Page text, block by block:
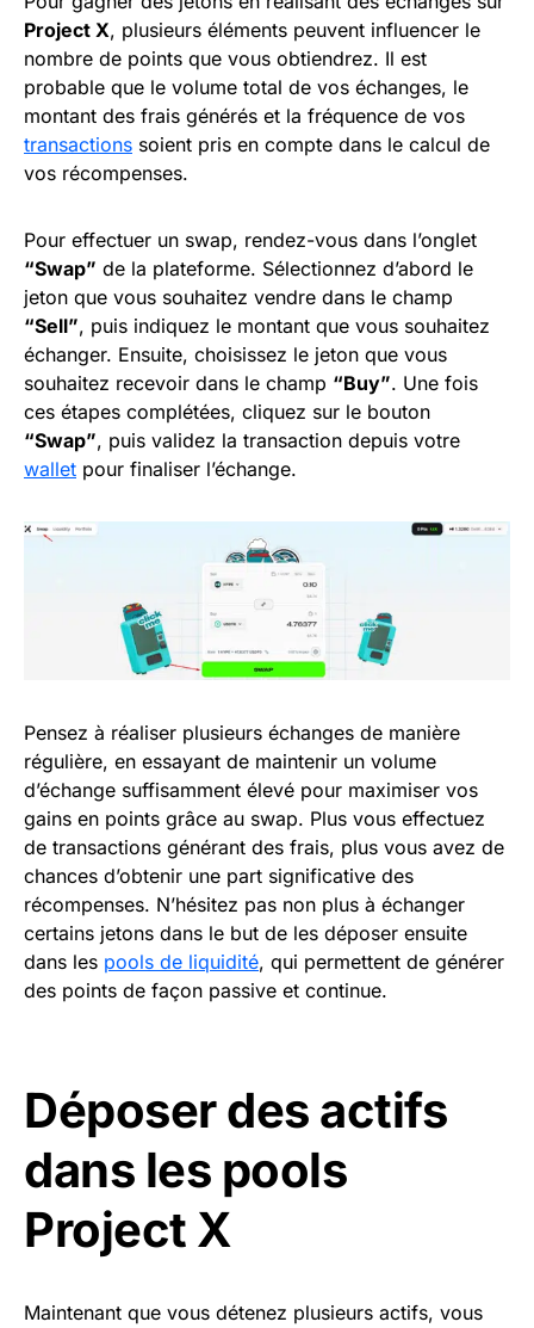
Project X, plusieurs éléments peuvent influencer le
nombre de points que vous obtiendrez. Il est
probable que le volume total de vos échanges, le
montant des frais générés et la fréquence de vos
transactions soient pris en compte dans le calcul de
vos récompenses.
Pour effectuer un swap, rendez-vous dans l’onglet
“Swap” de la plateforme. Sélectionnez d’abord le
jeton que vous souhaitez vendre dans le champ
“Sell”, puis indiquez le montant que vous souhaitez
échanger. Ensuite, choisissez le jeton que vous
souhaitez recevoir dans le champ “Buy”. Une fois
ces étapes complétées, cliquez sur le bouton
“Swap”, puis validez la transaction depuis votre
wallet pour finaliser l’échange.
Pensez à réaliser plusieurs échanges de manière
régulière, en essayant de maintenir un volume
d’échange suffisamment élevé pour maximiser vos
gains en points grâce au swap. Plus vous effectuez
de transactions générant des frais, plus vous avez de
chances d’obtenir une part significative des
récompenses. N’hésitez pas non plus à échanger
certains jetons dans le but de les déposer ensuite
dans les pools de liquidité, qui permettent de générer
des points de façon passive et continue.
Déposer des actifs
dans les pools
Project X
Maintenant que vous détenez plusieurs actifs, vous